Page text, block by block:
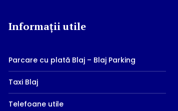
Informații utile
Parcare cu plată Blaj – Blaj Parking
Taxi Blaj
Telefoane utile